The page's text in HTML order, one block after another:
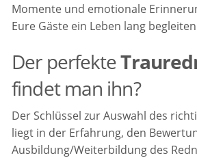
Momente und emotionale
Eure Gäste ein Leben lang
Der perfekte
findet man ihn?
Der Schlüssel zur Auswahl des
liegt in der Erfahrung, den
Ausbildung/Weiterbildung des